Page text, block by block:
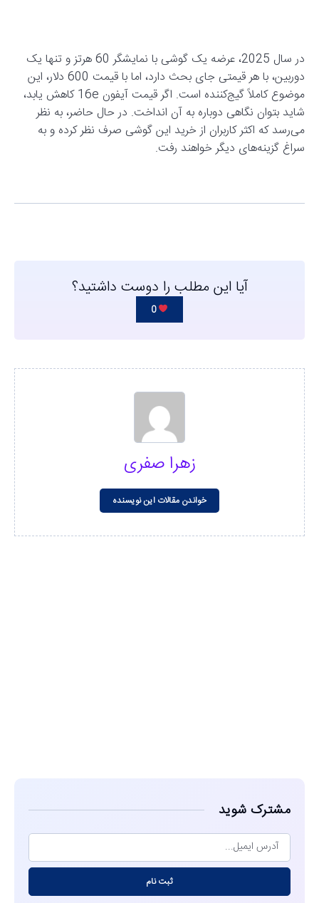
در سال 2025، عرضه یک گوشی با نمایشگر 60 هرتز و تنها یک
دوربین، با هر قیمتی جای بحث دارد، اما با قیمت 600 دلار، این
موضوع کاملاً گیج‌کننده است. اگر قیمت آیفون 16e کاهش یابد،
شاید بتوان نگاهی دوباره به آن انداخت. در حال حاضر، به نظر
می‌رسد که اکثر کاربران از خرید این گوشی صرف نظر کرده و به
سراغ گزینه‌های دیگر خواهند رفت.
آیا این مطلب را دوست داشتید؟
0
زهرا صفری
خواندن مقالات این نویسنده
مشترک شوید
ثبت نام